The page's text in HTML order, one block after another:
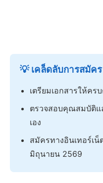
💡 เคล็ดลับการสมัคร
เตรียมเอกสารให้ค
ตรวจสอบคุณสมบัติแ
เอง
สมัครทางอินเทอร์เ
มิถุนายน 2569